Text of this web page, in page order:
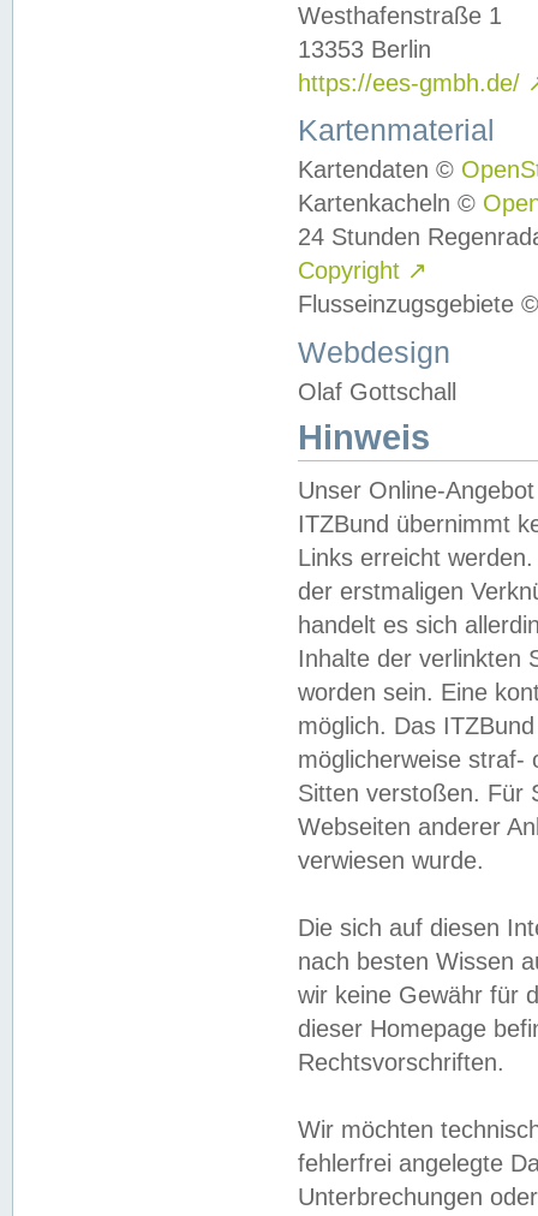
Westhafenstraße 1
13353 Berlin
https://ees-gmbh.de/
Kartenmaterial
Kartendaten ©
Kartenkacheln ©
24 Stunden
Copyright ↗
Flusseinzugsgebiete
Webdesign
Olaf Gottschall
Hinweis
Unser Online-
ITZBund übernimmt
Links erreicht
der erstmaligen
handelt es sich
Inhalte der verlinkten
worden sein. Eine
möglich. Das
möglicherweise straf-
Sitten verstoßen. Für
Webseiten anderer
verwiesen wurde.
Die sich auf diesen
nach besten Wissen
wir keine Gewähr für
dieser Homepage
Rechtsvorschriften.
Wir möchten
fehlerfrei angelegte
Unterbrechungen